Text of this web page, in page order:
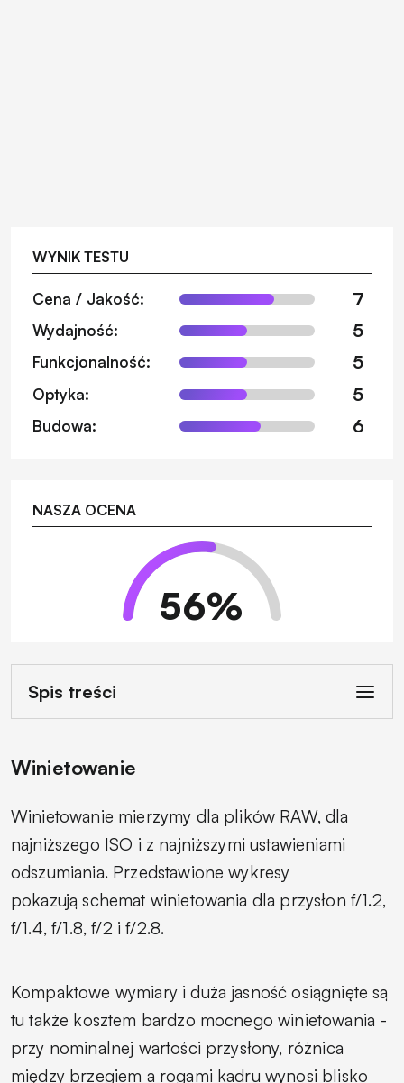
WYNIK TESTU
Cena / Jakość: 7
Wydajność: 5
Funkcjonalność: 5
Optyka: 5
Budowa: 6
NASZA OCENA
56%
Spis treści
Winietowanie
Winietowanie mierzymy dla plików RAW, dla
najniższego ISO i z najniższymi ustawieniami
odszumiania. Przedstawione wykresy
pokazują schemat winietowania dla przysłon f/1.2,
f/1.4, f/1.8, f/2 i f/2.8.
Kompaktowe wymiary i duża jasność osiągnięte są
tu także kosztem bardzo mocnego winietowania -
przy nominalnej wartości przysłony, różnica
między brzegiem a rogami kadru wynosi blisko